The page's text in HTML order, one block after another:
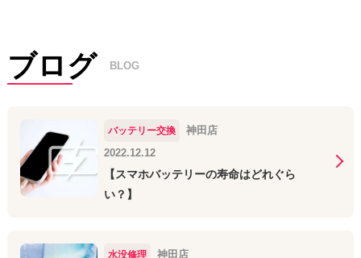
ブログ BLOG
バッテリー交換
神田店
2022.12.12
【スマホバッテリーの寿命はどれぐら
い？】
水没修理
神田店